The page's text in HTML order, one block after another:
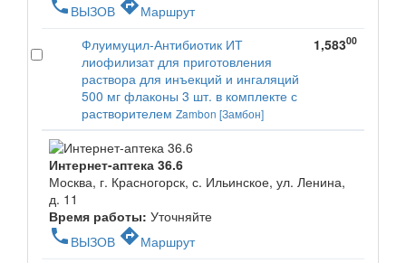
phone ВЫЗОВ directionsМаршрут
Флуимуцил-Антибиотик ИТ
лиофилизат для приготовления
раствора для инъекций и ингаляций
500 мг флаконы 3 шт. в комплекте с
растворителем Zambon [Замбон]
1,58300
Интернет-аптека 36.6
Москва, г. Красногорск, с. Ильинское, ул. Ленина,
д. 11
Время работы: Уточняйте
phone ВЫЗОВ directionsМаршрут